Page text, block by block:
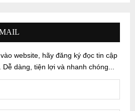
website, hãy đăng ký đọc tin cập
dàng, tiện lợi và nhanh chóng...